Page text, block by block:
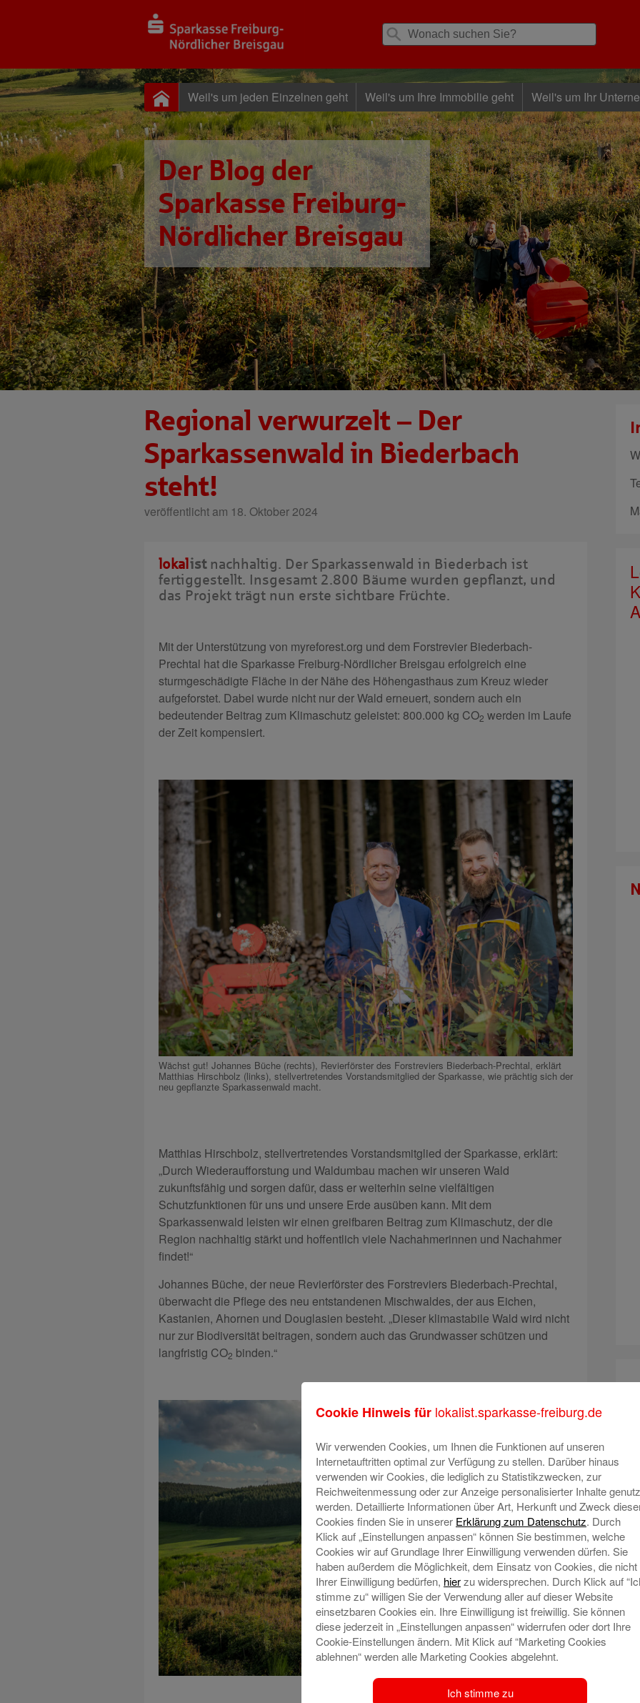
Weil's um jeden Einzelnen geht Weil's um Ihre Immobilie geht Weil's um Ihr
Der Blog der
Sparkasse Freiburg-
Nördlicher Breisgau
Regional verwurzelt – Der
Sparkassenwald in Biederbach
steht!
veröffentlicht am 18. Oktober 2024
lokal istnachhaltig. Der Sparkassenwald in Biederbach ist
fertiggestellt. Insgesamt 2.800 Bäume wurden gepflanzt, und
das Projekt trägt nun erste sichtbare Früchte.
Mit der Unterstützung von myreforest.org und dem Forstrevier Biederbach-
Prechtal hat die Sparkasse Freiburg-Nördlicher Breisgau erfolgreich eine
sturmgeschädigte Fläche in der Nähe des Höhengasthaus zum Kreuz wieder
aufgeforstet. Dabei wurde nicht nur der Wald erneuert, sondern auch ein
bedeutender Beitrag zum Klimaschutz geleistet: 800.000 kg CO2 werden im Laufe
der Zeit kompensiert.
Wächst gut! Johannes Büche (rechts), Revierförster des Forstreviers Biederbach-Prechtal, erklärt
Matthias Hirschbolz (links), stellvertretendes Vorstandsmitglied der Sparkasse, wie prächtig sich der
neu gepflanzte Sparkassenwald macht.
Matthias Hirschbolz, stellvertretendes Vorstandsmitglied der Sparkasse, erklärt:
„Durch Wiederaufforstung und Waldumbau machen wir unseren Wald
zukunftsfähig und sorgen dafür, dass er weiterhin seine vielfältigen
Schutzfunktionen für uns und unsere Erde ausüben kann. Mit dem
Sparkassenwald leisten wir einen greifbaren Beitrag zum Klimaschutz, der die
Region nachhaltig stärkt und hoffentlich viele Nachahmerinnen und Nachahmer
findet!“
Johannes Büche, der neue Revierförster des Forstreviers Biederbach-Prechtal,
überwacht die Pflege des neu entstandenen Mischwaldes, der aus Eichen,
Kastanien, Ahornen und Douglasien besteht. „Dieser klimastabile Wald wird nicht
nur zur Biodiversität beitragen, sondern auch das Grundwasser schützen und
langfristig CO2 binden.“
Cookie Hinweis für lokalist.sparkasse-freiburg.de
Wir verwenden Cookies, um Ihnen die Funktionen auf unseren
Internetauftritten optimal zur Verfügung zu stellen. Darüber hinaus
verwenden wir Cookies, die lediglich zu Statistikzwecken, zur
Reichweitenmessung oder zur Anzeige personalisierter Inhalte
werden. Detaillierte Informationen über Art, Herkunft und Zweck
Cookies finden Sie in unserer Erklärung zum Datenschutz. Durch
Klick auf „Einstellungen anpassen“ können Sie bestimmen, welche
Cookies wir auf Grundlage Ihrer Einwilligung verwenden dürfen. Sie
haben außerdem die Möglichkeit, dem Einsatz von Cookies, die nicht
Ihrer Einwilligung bedürfen, hierzu widersprechen. Durch Klick auf
stimme zu“ willigen Sie der Verwendung aller auf dieser Website
einsetzbaren Cookies ein. Ihre Einwilligung ist freiwillig. Sie können
diese jederzeit in „Einstellungen anpassen“ widerrufen oder dort Ihre
Cookie-Einstellungen ändern. Mit Klick auf “Marketing Cookies
ablehnen“ werden alle Marketing Cookies abgelehnt.
Ich stimme zu